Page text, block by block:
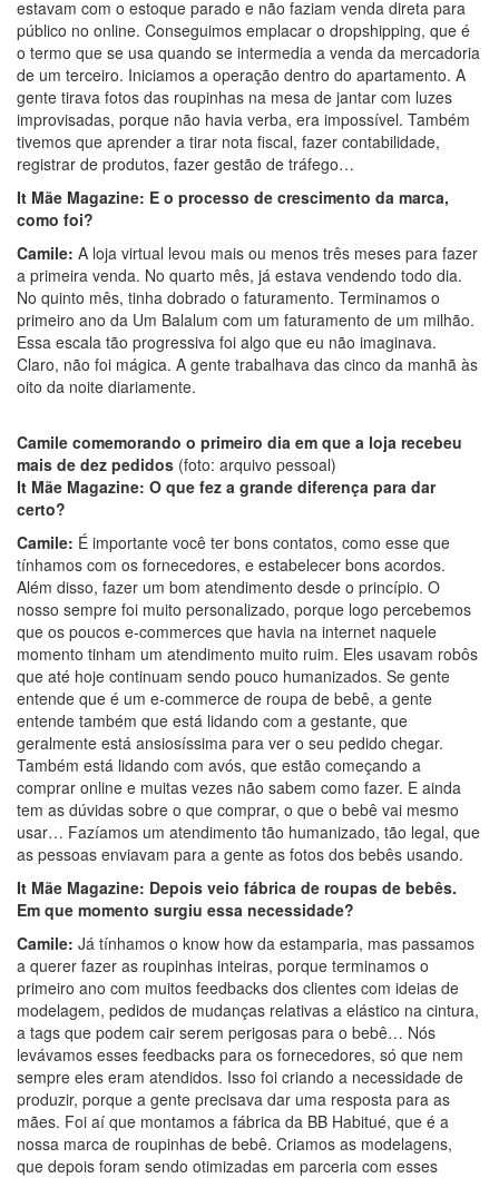
estavam com o estoque parado e não faziam venda direta para
público no online. Conseguimos emplacar o dropshipping, que é
o termo que se usa quando se intermedia a venda da mercadoria
de um terceiro. Iniciamos a operação dentro do apartamento. A
gente tirava fotos das roupinhas na mesa de jantar com luzes
improvisadas, porque não havia verba, era impossível. Também
tivemos que aprender a tirar nota fiscal, fazer contabilidade,
registrar de produtos, fazer gestão de tráfego…
It Mãe Magazine: E o processo de crescimento da marca,
como foi?
Camile: A loja virtual levou mais ou menos três meses para fazer
a primeira venda. No quarto mês, já estava vendendo todo dia.
No quinto mês, tinha dobrado o faturamento. Terminamos o
primeiro ano da Um Balalum com um faturamento de um milhão.
Essa escala tão progressiva foi algo que eu não imaginava.
Claro, não foi mágica. A gente trabalhava das cinco da manhã às
oito da noite diariamente.
Camile comemorando o primeiro dia em que a loja recebeu
mais de dez pedidos (foto: arquivo pessoal)
It Mãe Magazine: O que fez a grande diferença para dar
certo?
Camile: É importante você ter bons contatos, como esse que
tínhamos com os fornecedores, e estabelecer bons acordos.
Além disso, fazer um bom atendimento desde o princípio. O
nosso sempre foi muito personalizado, porque logo percebemos
que os poucos e-commerces que havia na internet naquele
momento tinham um atendimento muito ruim. Eles usavam robôs
que até hoje continuam sendo pouco humanizados. Se gente
entende que é um e-commerce de roupa de bebê, a gente
entende também que está lidando com a gestante, que
geralmente está ansiosíssima para ver o seu pedido chegar.
Também está lidando com avós, que estão começando a
comprar online e muitas vezes não sabem como fazer. E ainda
tem as dúvidas sobre o que comprar, o que o bebê vai mesmo
usar… Fazíamos um atendimento tão humanizado, tão legal, que
as pessoas enviavam para a gente as fotos dos bebês usando.
It Mãe Magazine: Depois veio fábrica de roupas de bebês.
Em que momento surgiu essa necessidade?
Camile: Já tínhamos o know how da estamparia, mas passamos
a querer fazer as roupinhas inteiras, porque terminamos o
primeiro ano com muitos feedbacks dos clientes com ideias de
modelagem, pedidos de mudanças relativas a elástico na cintura,
a tags que podem cair serem perigosas para o bebê… Nós
levávamos esses feedbacks para os fornecedores, só que nem
sempre eles eram atendidos. Isso foi criando a necessidade de
produzir, porque a gente precisava dar uma resposta para as
mães. Foi aí que montamos a fábrica da BB Habitué, que é a
nossa marca de roupinhas de bebê. Criamos as modelagens,
que depois foram sendo otimizadas em parceria com esses